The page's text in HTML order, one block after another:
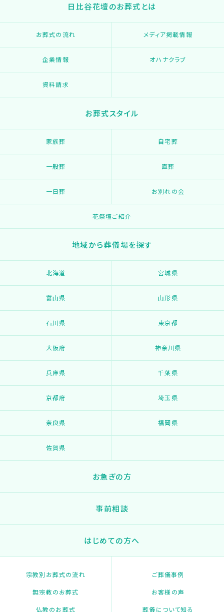
日比谷花壇のお葬式とは
お葬式の流れ メディア掲載情報
企業情報 オハナクラブ
資料請求
お葬式スタイル
家族葬 自宅葬
一般葬 直葬
一日葬 お別れの会
花祭壇ご紹介
地域から葬儀場を探す
北海道 宮城県
富山県 山形県
石川県 東京都
大阪府 神奈川県
兵庫県 千葉県
京都府 埼玉県
奈良県 福岡県
佐賀県
お急ぎの方
事前相談
はじめての方へ
宗教別お葬式の流れ
無宗教のお葬式
仏教のお葬式
ご葬儀事例
お客様の声
葬儀について知る